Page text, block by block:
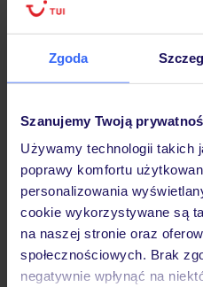
Zgoda
Szanujemy Twoją
Używamy technologii takich
poprawy komfortu
personalizowania
cookie wykorzystywane są
na naszej stronie oraz
społecznościowych. Brak
negatywnie wpłynąć na
Hotel
Opinie
Pokoje
Wyżywienie